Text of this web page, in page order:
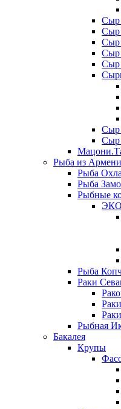
Сыр
Сыр
Сыр
Сыр
Сыр
Сыр
Рыба из
Рыба
Рыба
Рыбные
Рыба
Раки
Рыбная
Бакалея
Крупы